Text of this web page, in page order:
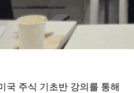
국 주식 기초반 강의를 통해